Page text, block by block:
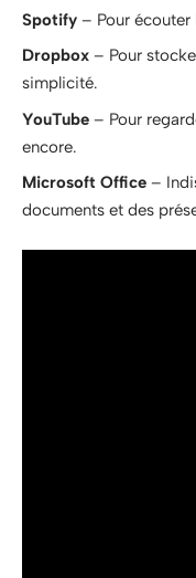
Spotify – Pour écouter
Dropbox – Pour
simplicité.
YouTube – Pour
encore.
Microsoft Office –
documents et des